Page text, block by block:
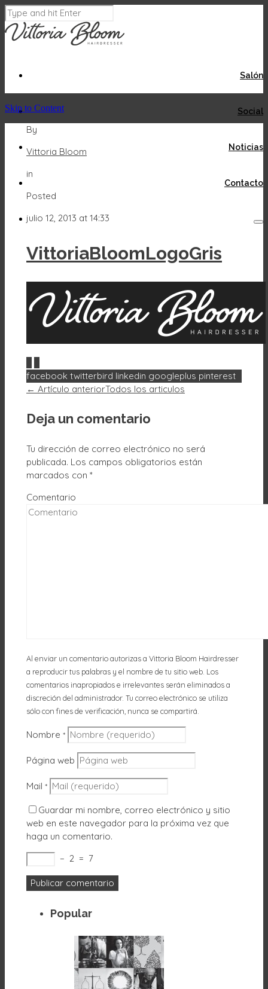
Salón
Social
Noticias
Contacto
Skip to Content
By
Vittoria Bloom
in
Posted
julio 12, 2013 at 14:33
VittoriaBloomLogoGris
facebook twitterbird linkedin googleplus pinterest
← Artículo anteriorTodos los articulos
Deja un comentario
Tu dirección de correo electrónico no será
publicada. Los campos obligatorios están
marcados con *
Comentario
Al enviar un comentario autorizas a Vittoria Bloom Hairdresser
a reproducir tus palabras y el nombre de tu sitio web. Los
comentarios inapropiados e irrelevantes serán eliminados a
discreción del administrador. Tu correo electrónico se utiliza
sólo con fines de verificación, nunca se compartirá.
Nombre *
Página web
Mail *
Guardar mi nombre, correo electrónico y sitio
web en este navegador para la próxima vez que
haga un comentario.
− 2 = 7
Popular